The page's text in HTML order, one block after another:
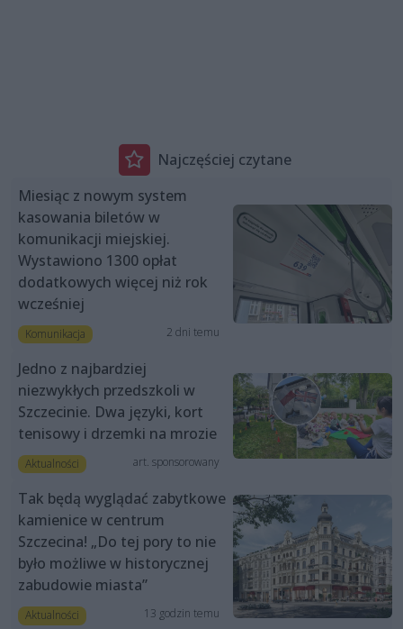
Najczęściej czytane
Miesiąc z nowym system
kasowania biletów w
komunikacji miejskiej.
Wystawiono 1300 opłat
dodatkowych więcej niż rok
wcześniej
Komunikacja 2 dni temu
Jedno z najbardziej
niezwykłych przedszkoli w
Szczecinie. Dwa języki, kort
tenisowy i drzemki na mrozie
Aktualności art. sponsorowany
Tak będą wyglądać zabytkowe
kamienice w centrum
Szczecina! „Do tej pory to nie
było możliwe w historycznej
zabudowie miasta”
Aktualności 13 godzin temu